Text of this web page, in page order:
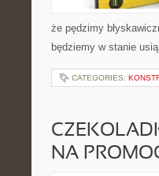
że pędzimy
będziemy w stanie
CATEGORIES:
NA